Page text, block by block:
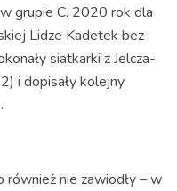
grupie C. 2020 rok dla
Lidze Kadetek bez
siatkarki z Jelcza-
i dopisały kolejny
również nie zawiodły – w